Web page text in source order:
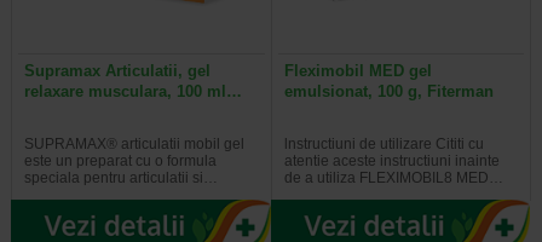
Supramax Articulatii, gel
relaxare musculara, 100 ml…
SUPRAMAX® articulatii mobil gel
este un preparat cu o formula
speciala pentru articulatii si…
Fleximobil MED gel
emulsionat, 100 g, Fiterman
lnstructiuni de utilizare Cititi cu
atentie aceste instructiuni inainte
de a utiliza FLEXIMOBIL8 MED…